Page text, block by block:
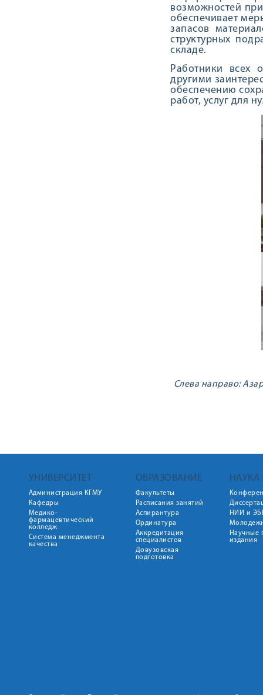
возможностей
обеспечивает
запасов
структурных
складе.
Работники всех
другими
обеспечению
работ, услуг для
Слева направо:
УНИВЕРСИТЕТ
Администрация КГМУ
Кафедры
Медико-
фармацевтический
колледж
Система менеджмента
качества
ОБРАЗОВАНИЕ
Факультеты
Расписания занятий
Аспирантура
Ординатура
Аккредитация
специалистов
Довузовская
подготовка
НАУКА
НИИ и
Научные
издания